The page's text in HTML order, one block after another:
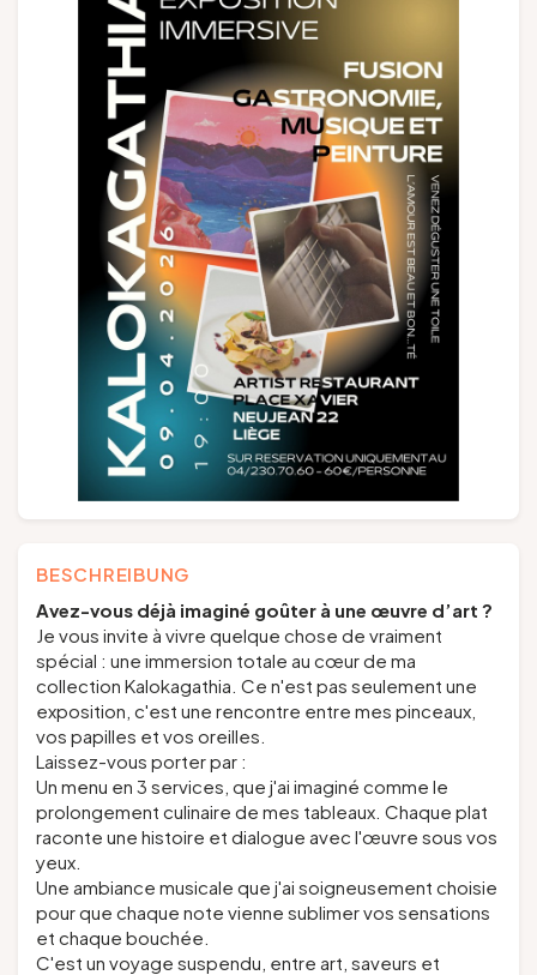
Folgen Sie uns
NL DE
BESCHREIBUNG
Avez-vous déjà imaginé goûter à une œuvre d’art ?
Je vous invite à vivre quelque chose de vraiment
spécial : une immersion totale au cœur de ma
collection Kalokagathia. Ce n'est pas seulement une
exposition, c'est une rencontre entre mes pinceaux,
vos papilles et vos oreilles.
Laissez-vous porter par :
Un menu en 3 services, que j'ai imaginé comme le
prolongement culinaire de mes tableaux. Chaque plat
raconte une histoire et dialogue avec l'œuvre sous vos
yeux.
Une ambiance musicale que j'ai soigneusement choisie
pour que chaque note vienne sublimer vos sensations
et chaque bouchée.
C'est un voyage suspendu, entre art, saveurs et